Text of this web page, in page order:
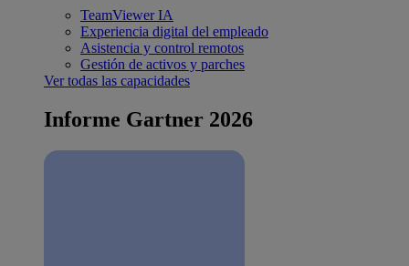
TeamViewer IA
Experiencia digital del empleado
Asistencia y control remotos
Gestión de activos y parches
Ver todas las capacidades
Informe Gartner 2026